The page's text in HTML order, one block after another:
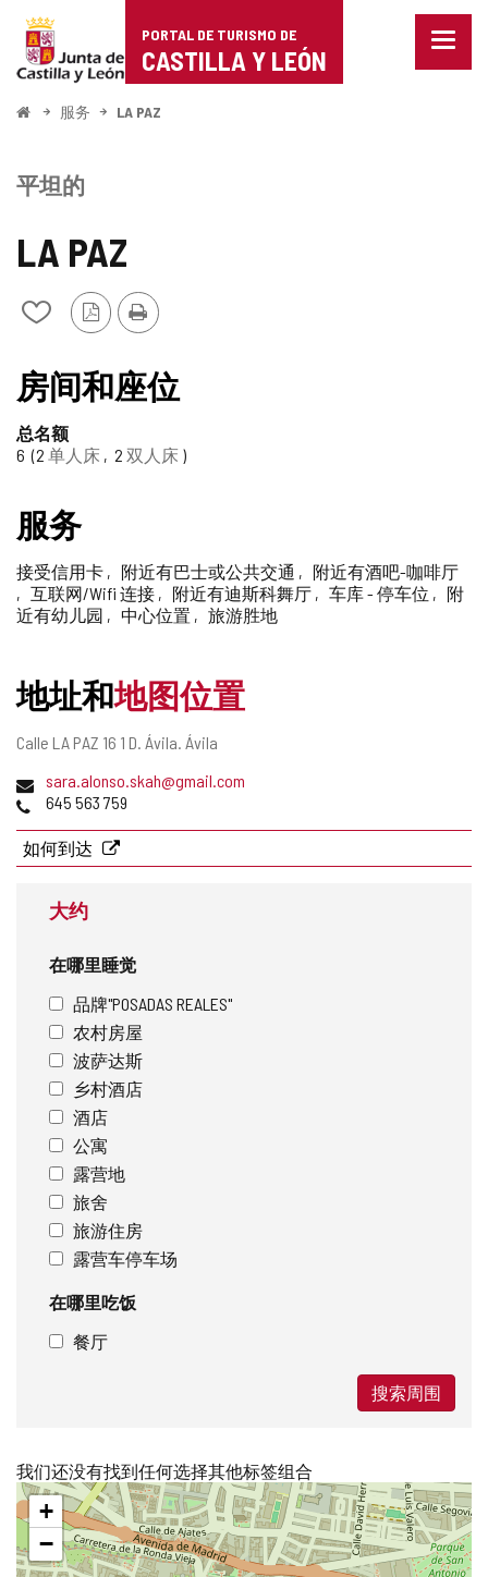
Portal
de
Turismo
Castilla
León
PORTAL DE TURISMO DE
CASTILLA Y LEÓN
菜
开
服务 LA PAZ
LA PAZ
从
笔
记
中
添
删
除
PDF
版
打
印
平坦的
房间和座位
总名额
6 2 单人床 2 双人床
服务
接受信用卡 附近有巴士或公共交通
附近有酒吧-咖啡厅
互联网/Wifi 连接
附近有迪斯科舞厅 车库 - 停车位
附
近有幼儿园
中心位置 旅游胜地
地址和地图位置
邮
地
址
Calle LA PAZ 16 1 D. Ávila. Ávila
电
子
件
地
sara.alonso.skah@gmail.com
电
645 563 759
如何到达
大约
在哪里睡觉
品牌"POSADAS REALES"
农村房屋
波萨达斯
乡村酒店
酒店
公寓
露营地
旅舍
旅游住房
露营车停车场
在哪里吃饭
餐厅
搜索周围
我们还没有找到任何选择其他标签组合
跳
过
地
图
+
−